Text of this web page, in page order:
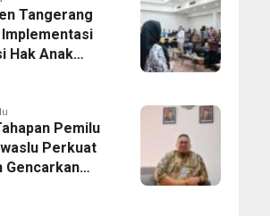
Tangerang
Hak Anak
Pemilu
Perkuat
Gencarkan
Demokrasi